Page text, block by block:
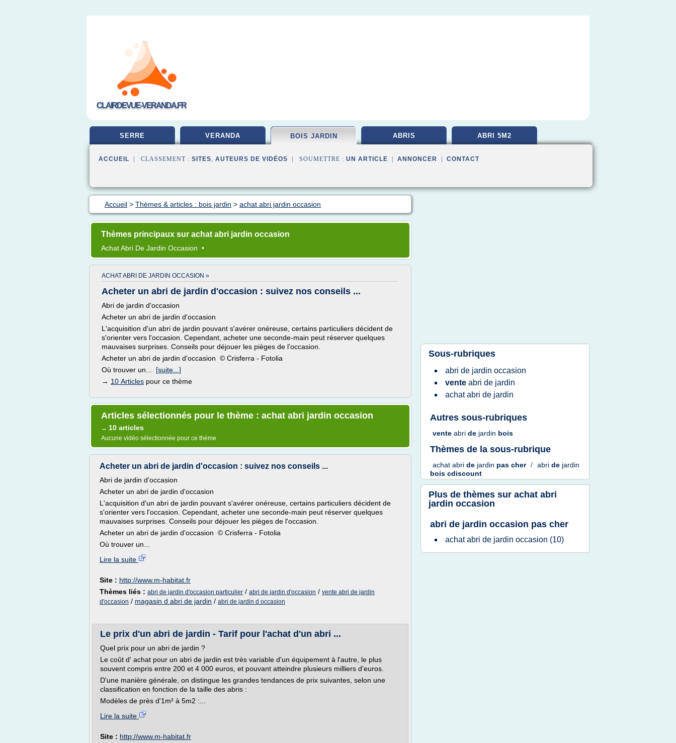
CLAIRDEVUE-VERANDA.FR
SERRE VERANDA BOIS JARDIN ABRIS ABRI 5M2
ACCUEIL | CLASSEMENT : SITES, AUTEURS DE VIDÉOS | SOUMETTRE : UN ARTICLE ANNONCER CONTACT
Accueil > Thèmes & articles : bois jardin > achat abri jardin occasion
Thèmes principaux sur achat abri jardin occasion
Achat Abri De Jardin Occasion •
ACHAT ABRI DE JARDIN OCCASION »
Acheter un abri de jardin d'occasion : suivez nos conseils ...
Abri de jardin d'occasion
Acheter un abri de jardin d'occasion
L'acquisition d'un abri de jardin pouvant s'avérer onéreuse, certains particuliers décident de
s'orienter vers l'occasion. Cependant, acheter une seconde-main peut réserver quelques
mauvaises surprises. Conseils pour déjouer les pièges de l'occasion.
Acheter un abri de jardin d'occasion © Crisferra - Fotolia
Où trouver un... [suite...]
→ 10 Articles pour ce thème
Articles sélectionnés pour le thème : achat abri jardin occasion
→ 10 articles
Aucune vidéo sélectionnée pour ce thème
Acheter un abri de jardin d'occasion : suivez nos conseils ...
Abri de jardin d'occasion
Acheter un abri de jardin d'occasion
L'acquisition d'un abri de jardin pouvant s'avérer onéreuse, certains particuliers décident de
s'orienter vers l'occasion. Cependant, acheter une seconde-main peut réserver quelques
mauvaises surprises. Conseils pour déjouer les pièges de l'occasion.
Acheter un abri de jardin d'occasion © Crisferra - Fotolia
Où trouver un...
Lire la suite
Site : http://www.m-habitat.fr
Thèmes liés : abri de jardin d'occasion particulier / abri de jardin d'occasion / vente abri de jardin
d'occasion / magasin d abri de jardin / abri de jardin d occasion
Le prix d'un abri de jardin - Tarif pour l'achat d'un abri ...
Quel prix pour un abri de jardin ?
Le coût d' achat pour un abri de jardin est très variable d'un équipement à l'autre, le plus
souvent compris entre 200 et 4 000 euros, et pouvant atteindre plusieurs milliers d'euros.
D'une manière générale, on distingue les grandes tendances de prix suivantes, selon une
classification en fonction de la taille des abris :
Modèles de près d'1m² à 5m2 :...
Lire la suite
Site : http://www.m-habitat.fr
Sous-rubriques
abri de jardin occasion
vente abri de jardin
achat abri de jardin
Autres sous-rubriques
vente abri de jardin bois
Thèmes de la sous-rubrique
achat abri de jardin pas cher / abri de jardin
bois cdiscount
Plus de thèmes sur achat abri
jardin occasion
abri de jardin occasion pas cher
achat abri de jardin occasion (10)